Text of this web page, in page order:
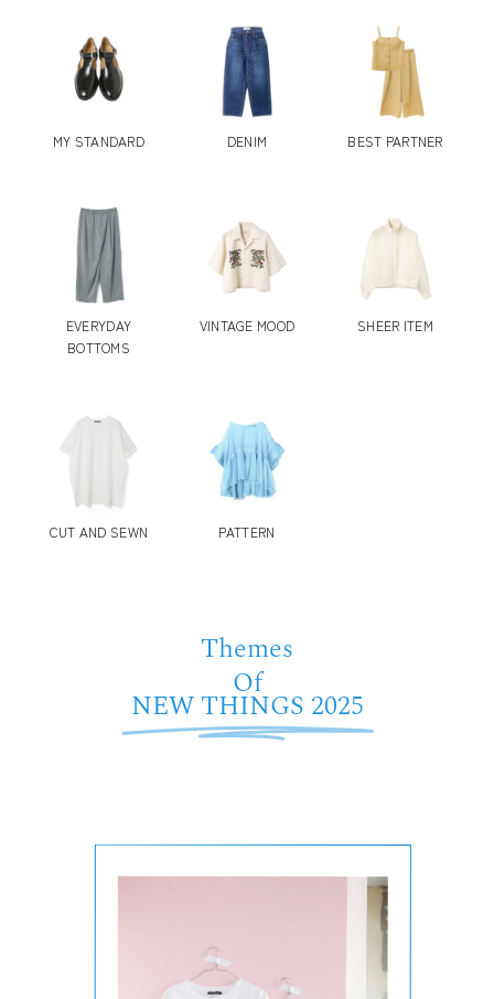
MY STANDARD DENIM BEST PARTNER
EVERYDAY
BOTTOMS
VINTAGE MOOD SHEER ITEM
CUT AND SEWN PATTERN
Themes
Of
NEW THINGS 2025